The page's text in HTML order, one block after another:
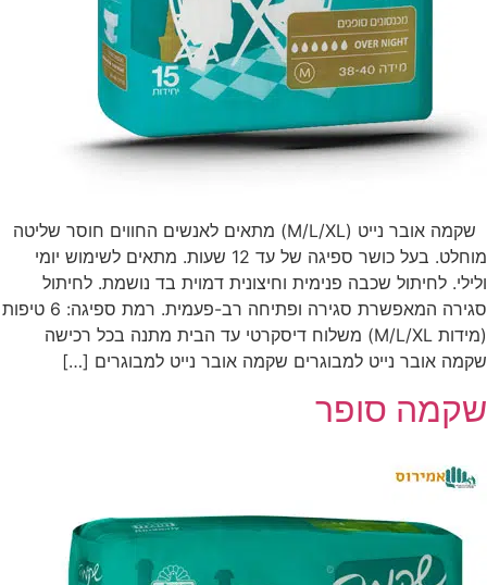
שקמה אובר נייט (M/L/XL) מתאים לאנשים החווים חוסר שליטה
מוחלט. בעל כושר ספיגה של עד 12 שעות. מתאים לשימוש יומי
ולילי. לחיתול שכבה פנימית וחיצונית דמוית בד נושמת. לחיתול
סגירה המאפשרת סגירה ופתיחה רב-פעמית. רמת ספיגה: 6 טיפות
(מידות M/L/XL) משלוח דיסקרטי עד הבית מתנה בכל רכישה
שקמה אובר נייט למבוגרים שקמה אובר נייט למבוגרים […]
שקמה סופר